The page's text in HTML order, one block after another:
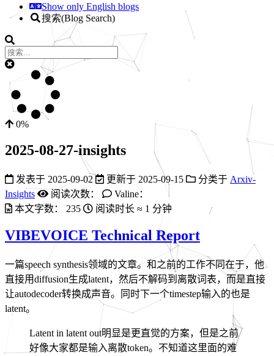
Show only English blogs
搜索(Blog Search)
0%
2025-08-27-insights
发表于 2025-09-02 更新于 2025-09-15 分类于 Arxiv-
Insights
阅读次数：
Valine：
本文字数：
235 阅读时长 ≈ 1 分钟
VIBEVOICE Technical Report
一篇speech synthesis领域的文章。和之前的工作不同在于，他
直接用diffusion生成latent，然后不解码到离散词表，而是直接
让autodecoder转换成声音。同时下一个timestep输入的也是
latent。
Latent in latent out明显是更直觉的方案，但是之前
好像大家都是输入离散token。不知道这里面的难